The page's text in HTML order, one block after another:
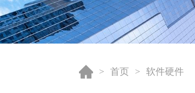
> 首页 > 软件硬件